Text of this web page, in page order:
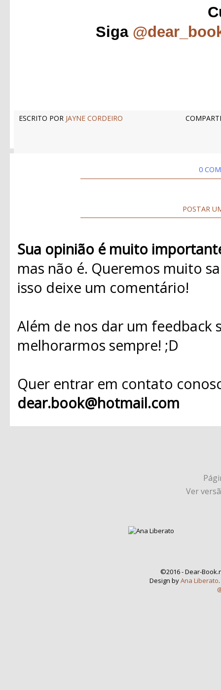
Siga
ESCRITO POR JAYNE CORDEIRO
0
POSTAR
Sua opinião é muito
mas não é. Queremos muito
isso deixe um comentário!
Além de nos dar um
melhorarmos sempre! ;D
Quer entrar em contato
dear.book@hotmail.com
Ver
©2016 - Dear-
Design byAna Liberato